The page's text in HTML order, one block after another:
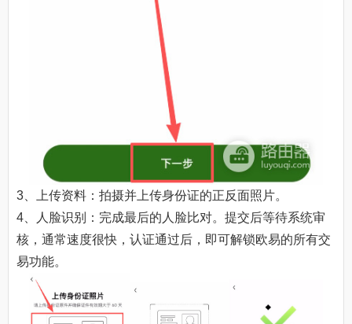
3、上传资料：拍摄并上传身份证的正反面照片。
4、人脸识别：完成最后的人脸比对。提交后等待系统审
核，通常速度很快，认证通过后，即可解锁欧易的所有交
易功能。